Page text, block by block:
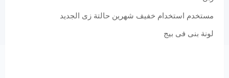
مستخدم استخدام خفيف شهرين حالتة زى الجديد
لونة بنى فى بيج